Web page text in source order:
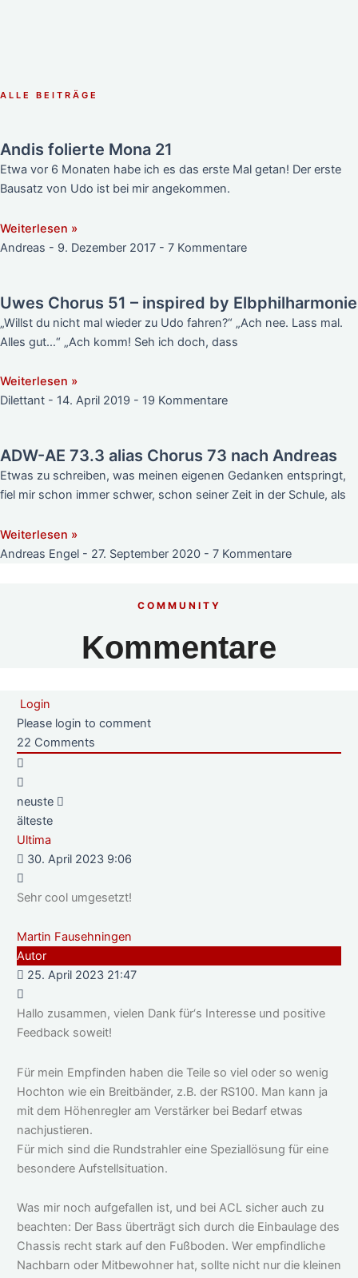
ALLE BEITRÄGE
Andis folierte Mona 21
Etwa vor 6 Monaten habe ich es das erste Mal getan! Der erste
Bausatz von Udo ist bei mir angekommen.
Weiterlesen »
Andreas
9. Dezember 2017 7 Kommentare
Uwes Chorus 51 – inspired by Elbphilharmonie
„Willst du nicht mal wieder zu Udo fahren?“ „Ach nee. Lass mal.
Alles gut…“ „Ach komm! Seh ich doch, dass
Weiterlesen »
Dilettant
14. April 2019 19 Kommentare
ADW-AE 73.3 alias Chorus 73 nach Andreas
Etwas zu schreiben, was meinen eigenen Gedanken entspringt,
fiel mir schon immer schwer, schon seiner Zeit in der Schule, als
Weiterlesen »
Andreas Engel
27. September 2020 7 Kommentare
COMMUNITY
Kommentare
Login
Please login to comment
22 Comments
neuste
älteste
Ultima
30. April 2023 9:06
Sehr cool umgesetzt!
Martin Fausehningen
Autor
25. April 2023 21:47
Hallo zusammen, vielen Dank für‘s Interesse und positive
Feedback soweit!
Für mein Empfinden haben die Teile so viel oder so wenig
Hochton wie ein Breitbänder, z.B. der RS100. Man kann ja
mit dem Höhenregler am Verstärker bei Bedarf etwas
nachjustieren.
Für mich sind die Rundstrahler eine Speziallösung für eine
besondere Aufstellsituation.
Was mir noch aufgefallen ist, und bei ACL sicher auch zu
beachten: Der Bass überträgt sich durch die Einbaulage des
Chassis recht stark auf den Fußboden. Wer empfindliche
Nachbarn oder Mitbewohner hat, sollte nicht nur die kleinen